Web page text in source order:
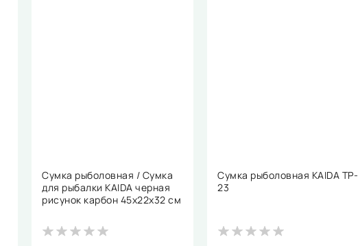
Сумка рыболовная / Сумка
для рыбалки KAIDA черная
рисунок карбон 45х22х32 см
Сумка рыболовная KAIDA TP-
23